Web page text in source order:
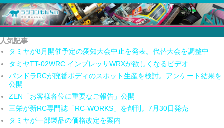
人気記事
タミヤが8月開催予定の愛知大会中止を発表。代替大会を調整中
タミヤTT-02WRC インプレッサWRXが欲しくなるビデオ
パンドラRCが廃番ボディのスポット生産を検討。アンケート結果を
公開
ZEN「お客様各位に重要なご報告」公開
三栄が新RC専門誌「RC-WORKS」を創刊。7月30日発売
タミヤが一部製品の価格改定を案内